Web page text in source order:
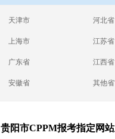
天津市 河北省
上海市 江苏省
广东省 江西省
安徽省 其他
贵阳市CPPM报考指定网